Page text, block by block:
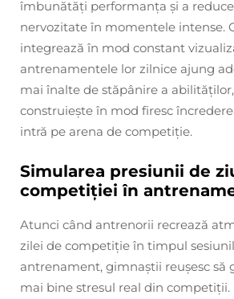
îmbunătăți performanța și a
nervozitate în momentele intense.
integrează în mod constant
antrenamentele lor zilnice ajung
mai înalte de stăpânire a
construiește în mod firesc
intră pe arena de competiție.
Simularea presiunii de
competiției în
Atunci când antrenorii recrează
zilei de competiție în timpul
antrenament, gimnaștii reușesc să
mai bine stresul real din competiții.